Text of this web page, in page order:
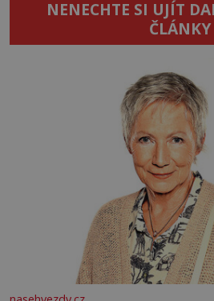
NENECHTE SI UJÍT
ČLÁNKY